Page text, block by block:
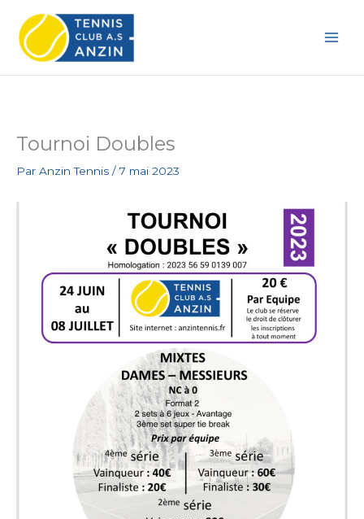
contenu
Tournoi Doubles
Par Anzin Tennis / 7 mai 2023